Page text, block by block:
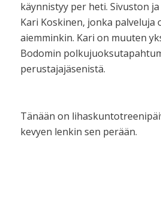
käynnistyy per heti. Sivuston
Kari Koskinen, jonka palveluja
aiemminkin. Kari on muuten
Bodomin
perustajajäsenistä.
Tänään on
kevyen lenkin sen perään.